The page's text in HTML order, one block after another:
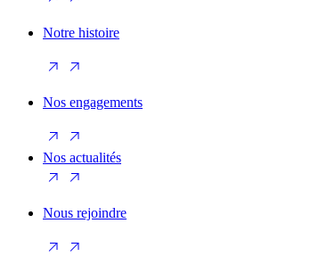
Notre histoire
Nos engagements
Nos actualités
Nous rejoindre